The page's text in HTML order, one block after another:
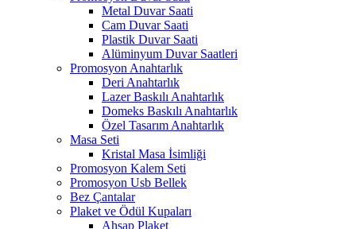
Metal Duvar Saati
Cam Duvar Saati
Plastik Duvar Saati
Alüminyum Duvar Saatleri
Promosyon Anahtarlık
Deri Anahtarlık
Lazer Baskılı Anahtarlık
Domeks Baskılı Anahtarlık
Özel Tasarım Anahtarlık
Masa Seti
Kristal Masa İsimliği
Promosyon Kalem Seti
Promosyon Usb Bellek
Bez Çantalar
Plaket ve Ödül Kupaları
Ahşap Plaket